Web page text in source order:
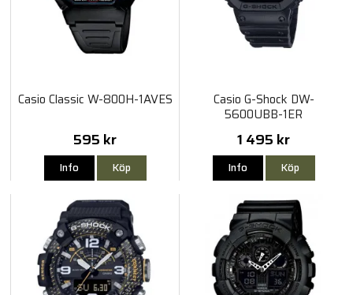
Casio Classic W-800H-1AVES
595 kr
Info Köp
Casio G-Shock DW-
5600UBB-1ER
1 495 kr
Info Köp